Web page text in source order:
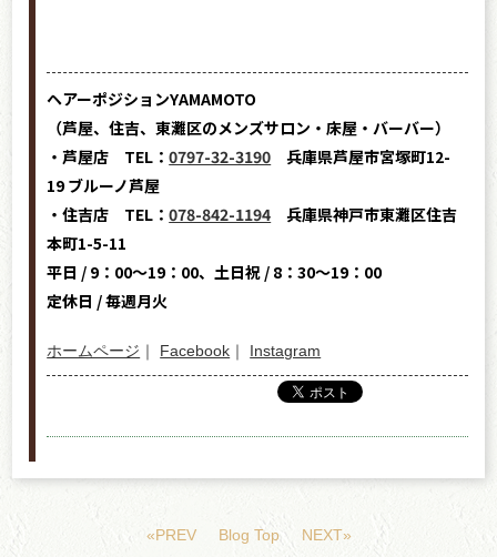
ヘアーポジションYAMAMOTO
（芦屋、住吉、東灘区のメンズサロン・床屋・バーバー）
・芦屋店 TEL：0797-32-3190 兵庫県芦屋市宮塚町12-
19 ブルーノ芦屋
・住吉店 TEL：078-842-1194 兵庫県神戸市東灘区住吉
本町1-5-11
平日 / 9：00～19：00、土日祝 / 8：30～19：00
定休日 / 毎週月火
ホームページ ｜ Facebook ｜ Instagram
«PREV Blog Top NEXT»